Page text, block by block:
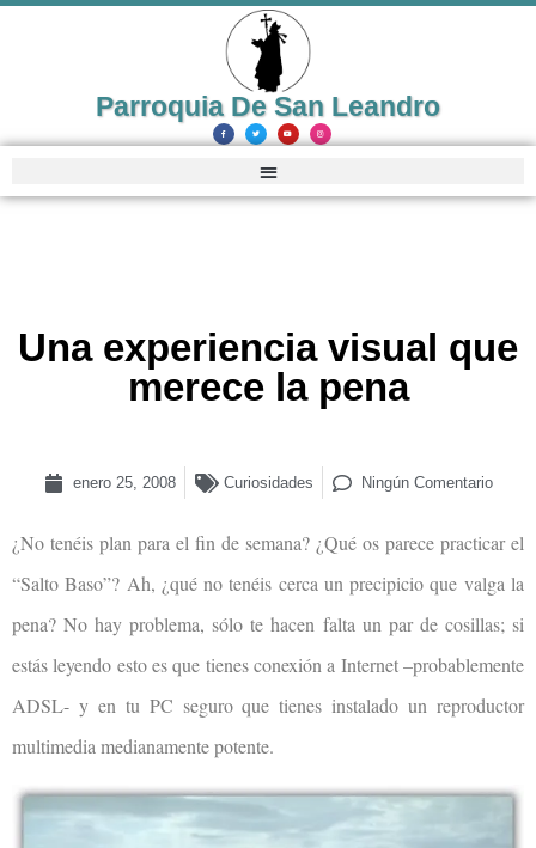
Parroquia De San Leandro
Una experiencia visual que
merece la pena
enero 25, 2008 Curiosidades Ningún Comentario
¿No tenéis plan para el fin de semana? ¿Qué os parece practicar el
“Salto Baso”? Ah, ¿qué no tenéis cerca un precipicio que valga la
pena? No hay problema, sólo te hacen falta un par de cosillas; si
estás leyendo esto es que tienes conexión a Internet –probablemente
ADSL- y en tu PC seguro que tienes instalado un reproductor
multimedia medianamente potente.